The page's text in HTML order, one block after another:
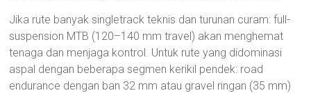
Jika rute banyak singletrack teknis dan turunan curam: full-
suspension MTB (120–140 mm travel) akan menghemat
tenaga dan menjaga kontrol. Untuk rute yang didominasi
aspal dengan beberapa segmen kerikil pendek: road
endurance dengan ban 32 mm atau gravel ringan (35 mm)